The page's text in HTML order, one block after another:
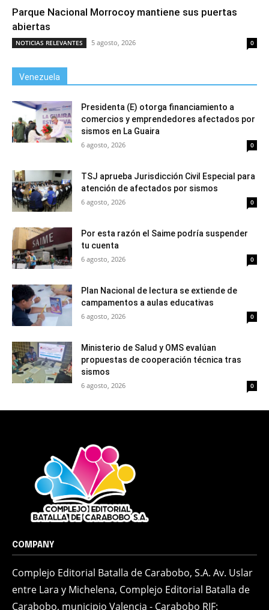
Parque Nacional Morrocoy mantiene sus puertas
abiertas
NOTICIAS RELEVANTES 5 agosto, 2026 0
Venezuela
Presidenta (E) otorga financiamiento a
comercios y emprendedores afectados por
sismos en La Guaira
6 agosto, 2026 0
TSJ aprueba Jurisdicción Civil Especial para
atención de afectados por sismos
6 agosto, 2026 0
Por esta razón el Saime podría suspender
tu cuenta
6 agosto, 2026 0
Plan Nacional de lectura se extiende de
campamentos a aulas educativas
6 agosto, 2026 0
Ministerio de Salud y OMS evalúan
propuestas de cooperación técnica tras
sismos
6 agosto, 2026 0
COMPANY
Complejo Editorial Batalla de Carabobo, S.A. Av. Uslar
entre Lara y Michelena, Complejo Editorial Batalla de
Carabobo, municipio Valencia - Carabobo RIF: